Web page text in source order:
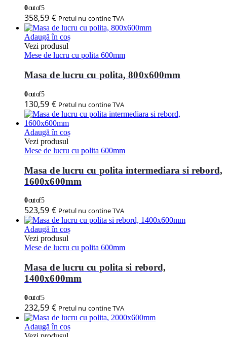
0out of 5
358,59 € Pretul nu contine TVA
Adaugă în coș
Vezi produsul
Mese de lucru cu polita 600mm
Masa de lucru cu polita, 800x600mm
0out of 5
130,59 € Pretul nu contine TVA
Adaugă în coș
Vezi produsul
Mese de lucru cu polita 600mm
Masa de lucru cu polita intermediara si rebord,
1600x600mm
0out of 5
523,59 € Pretul nu contine TVA
Adaugă în coș
Vezi produsul
Mese de lucru cu polita 600mm
Masa de lucru cu polita si rebord,
1400x600mm
0out of 5
232,59 € Pretul nu contine TVA
Adaugă în coș